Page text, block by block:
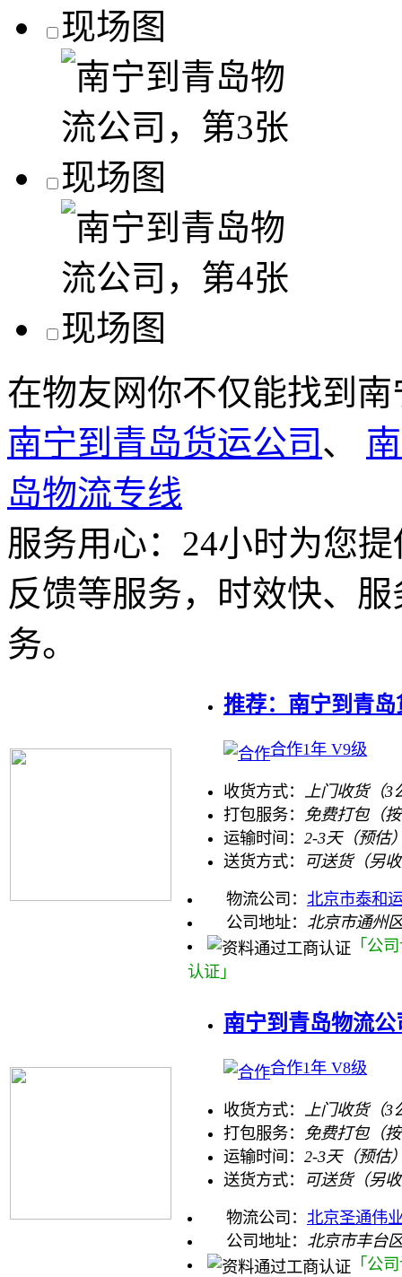
在物友网你不仅能找到
南宁到青岛货运公司 、
岛物流专线
服务用心： 24小时为您
反馈等服务，时效快、
务。
推荐：南宁到青
合作1年 V9级
收货方式：
上门收货（
打包服务：
免费打包（
运输时间： 2-3天（预估
送货方式：
可送货（另
物流公司： 北京市泰和
公司地址： 北京市通州
「公
认证」
南宁到青岛物流
合作1年 V8级
收货方式：
上门收货（
打包服务：
免费打包（
运输时间： 2-3天（预估
送货方式：
可送货（另
物流公司： 北京圣通伟
公司地址： 北京市丰台
「公